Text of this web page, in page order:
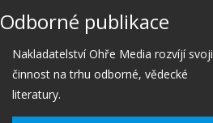
Odborné publikace
Nakladatelství Ohře Media rozvíjí svoji
činnost na trhu odborné, vědecké
literatury.